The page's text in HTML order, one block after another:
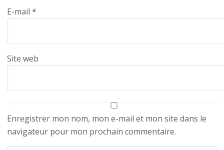
E-mail *
Site web
Enregistrer mon nom, mon e-mail et mon site dans le
navigateur pour mon prochain commentaire.